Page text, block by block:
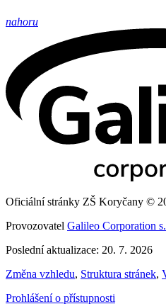
nahoru
Oficiální stránky ZŠ Koryčany ©
Provozovatel Galileo Corporation
Poslední aktualizace: 20. 7. 2026
Změna vzhledu, Struktura stránek,
Prohlášení o přístupnosti